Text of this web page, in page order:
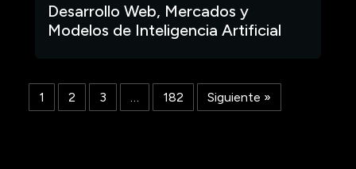
Desarrollo Web, Mercados y
Modelos de Inteligencia Artificial
1 2 3 … 182 Siguiente »